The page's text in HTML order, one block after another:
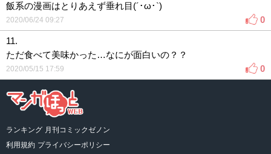
飯系の漫画はとりあえず垂れ目(´･ω･`)
2020/06/24 09:27 0
11.
ただ食べて美味かった…なにが面白いの？？
2020/05/15 17:59 0
ランキング 月刊コミックゼノン
利用規約 プライバシーポリシー